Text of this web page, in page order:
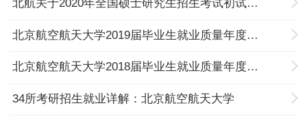
北航关于2020年全国硕士研究生招生考试初试成绩查询及复查办法的通知
北京航空航天大学2019届毕业生就业质量年度报告
北京航空航天大学2018届毕业生就业质量年度报告
34所考研招生就业详解：北京航空航天大学